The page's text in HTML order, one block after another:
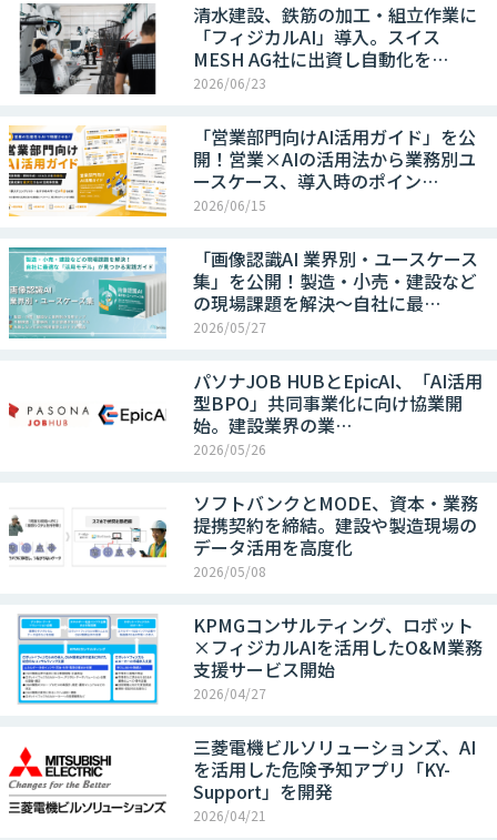
清水建設、鉄筋の加工・組立作業に
「フィジカルAI」導入。スイス
MESH AG社に出資し自動化を…
2026/06/23
「営業部門向けAI活用ガイド」を公
開！営業×AIの活用法から業務別ユ
ースケース、導入時のポイン…
2026/06/15
「画像認識AI 業界別・ユースケース
集」を公開！製造・小売・建設など
の現場課題を解決～自社に最…
2026/05/27
パソナJOB HUBとEpicAI、「AI活用
型BPO」共同事業化に向け協業開
始。建設業界の業…
2026/05/26
ソフトバンクとMODE、資本・業務
提携契約を締結。建設や製造現場の
データ活用を高度化
2026/05/08
KPMGコンサルティング、ロボット
×フィジカルAIを活用したO&M業務
支援サービス開始
2026/04/27
三菱電機ビルソリューションズ、AI
を活用した危険予知アプリ「KY-
Support」を開発
2026/04/21